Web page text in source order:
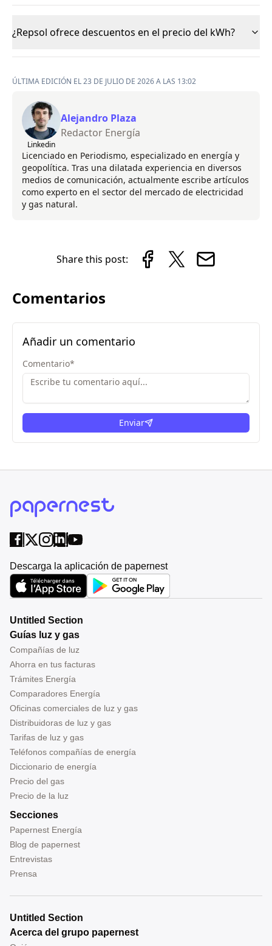
¿Repsol ofrece descuentos en el precio del kWh?
ÚLTIMA EDICIÓN EL 23 DE JULIO DE 2026 A LAS 13:02
Linkedin
Alejandro Plaza
Redactor Energía
Licenciado en Periodismo, especializado en energía y
geopolítica. Tras una dilatada experiencia en diversos
medios de comunicación, actualmente escribe artículos
como experto en el sector del mercado de electricidad
y gas natural.
Share this post:
Comentarios
Añadir un comentario
Comentario*
Enviar
Descarga la aplicación de papernest
Untitled Section
Guías luz y gas
Compañías de luz
Ahorra en tus facturas
Trámites Energía
Comparadores Energía
Oficinas comerciales de luz y gas
Distribuidoras de luz y gas
Tarifas de luz y gas
Teléfonos compañías de energía
Diccionario de energía
Precio del gas
Precio de la luz
Secciones
Papernest Energía
Blog de papernest
Entrevistas
Prensa
Untitled Section
Acerca del grupo papernest